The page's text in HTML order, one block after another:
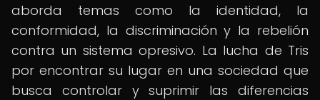
aborda temas como la identidad, la
conformidad, la discriminación y la rebelión
contra un sistema opresivo. La lucha de Tris
por encontrar su lugar en una sociedad que
busca controlar y suprimir las diferencias